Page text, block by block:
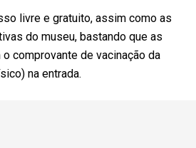
livre e gratuito, assim como as
do museu, bastando que as
comprovante de vacinação da
na entrada.